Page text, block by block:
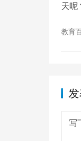
天呢
教育